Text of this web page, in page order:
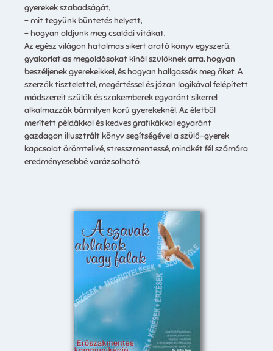
gyerekek szabadságát;
– mit tegyünk büntetés helyett;
– hogyan oldjunk meg családi vitákat.
Az egész világon hatalmas sikert arató könyv egyszerű,
gyakorlatias megoldásokat kínál szülőknek arra, hogyan
beszéljenek gyerekeikkel, és hogyan hallgassák meg őket. A
szerzők tisztelettel, megértéssel és józan logikával felépített
módszereit szülők és szakemberek egyaránt sikerrel
alkalmazzák bármilyen korú gyerekeknél. Az életből
merített példákkal és kedves grafikákkal egyaránt
gazdagon illusztrált könyv segítségével a szülő-gyerek
kapcsolat örömtelivé, stresszmentessé, mindkét fél számára
eredményesebbé varázsolható.